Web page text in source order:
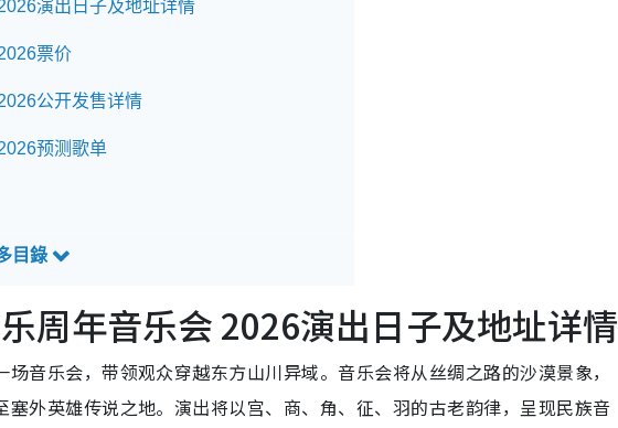
演出日子及地址详情
票价
公开发售详情
预测歌单
周年音乐会 2026演出日子及地址详情
音乐会，带领观众穿越东方山川异域。音乐会将从丝绸之路的沙漠景象，
外英雄传说之地。演出将以宫、商、角、征、羽的古老韵律，呈现民族音